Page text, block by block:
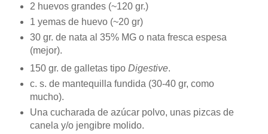
2 huevos grandes (~120 gr.)
1 yemas de huevo (~20 gr)
30 gr. de nata al 35% MG o nata fresca espesa
(mejor).
150 gr. de galletas tipo Digestive.
c. s. de mantequilla fundida (30-40 gr, como
mucho).
Una cucharada de azúcar polvo, unas pizcas de
canela y/o jengibre molido.